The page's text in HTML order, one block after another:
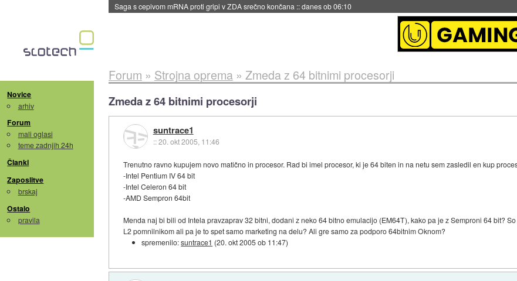
BMW v vozilih začel predvajati reklame::danes ob 06:09
Novice
arhiv
Forum
mali oglasi
teme zadnjih 24h
Članki
Zaposlitve
brskaj
Ostalo
pravila
Forum » Strojna oprema» Zmeda z 64 bitnimi procesorji
Zmeda z 64 bitnimi procesorji
suntrace1
::20. okt 2005, 11:46
Trenutno ravno kupujem novo matično in procesor. Rad bi imel procesor, ki je 64 biten in na netu sem zasledil en kup
-Intel Pentium IV 64 bit
-Intel Celeron 64 bit
-AMD Sempron 64bit
Menda naj bi bili od Intela pravzaprav 32 bitni, dodani z neko 64 bitno emulacijo (EM64T), kako pa je z Semproni 64 bit?
L2 pomnilnikom ali pa je to spet samo marketing na delu? Ali gre samo za podporo 64bitnim Oknom?
spremenilo:suntrace1 (20. okt 2005 ob 11:47)